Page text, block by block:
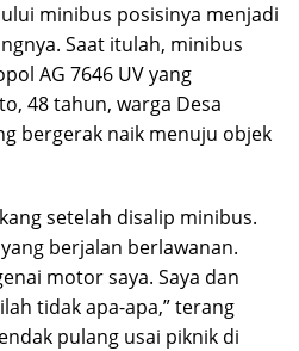
minibus posisinya menjadi
Saat itulah, minibus
AG 7646 UV yang
48 tahun, warga Desa
bergerak naik menuju objek
setelah disalip minibus.
berjalan berlawanan.
motor saya. Saya dan
tidak apa-apa,” terang
pulang usai piknik di